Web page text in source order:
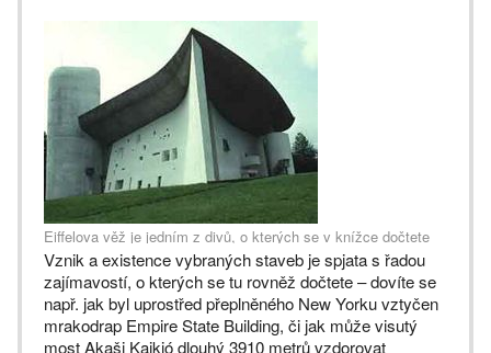
Eiffelova věž je jedním z divů, o kterých se v knížce dočtete
Vznik a existence vybraných staveb je spjata s řadou
zajímavostí, o kterých se tu rovněž dočtete – dovíte se
např. jak byl uprostřed přeplněného New Yorku vztyčen
mrakodrap Empire State Building, či jak může visutý
most Akaši Kaikjó dlouhý 3910 metrů vzdorovat